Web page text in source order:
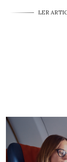
LER